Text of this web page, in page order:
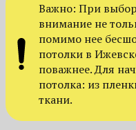
Важно: При
внимание не
помимо нее
потолки в
поважнее. Для
потолка: из
ткани.